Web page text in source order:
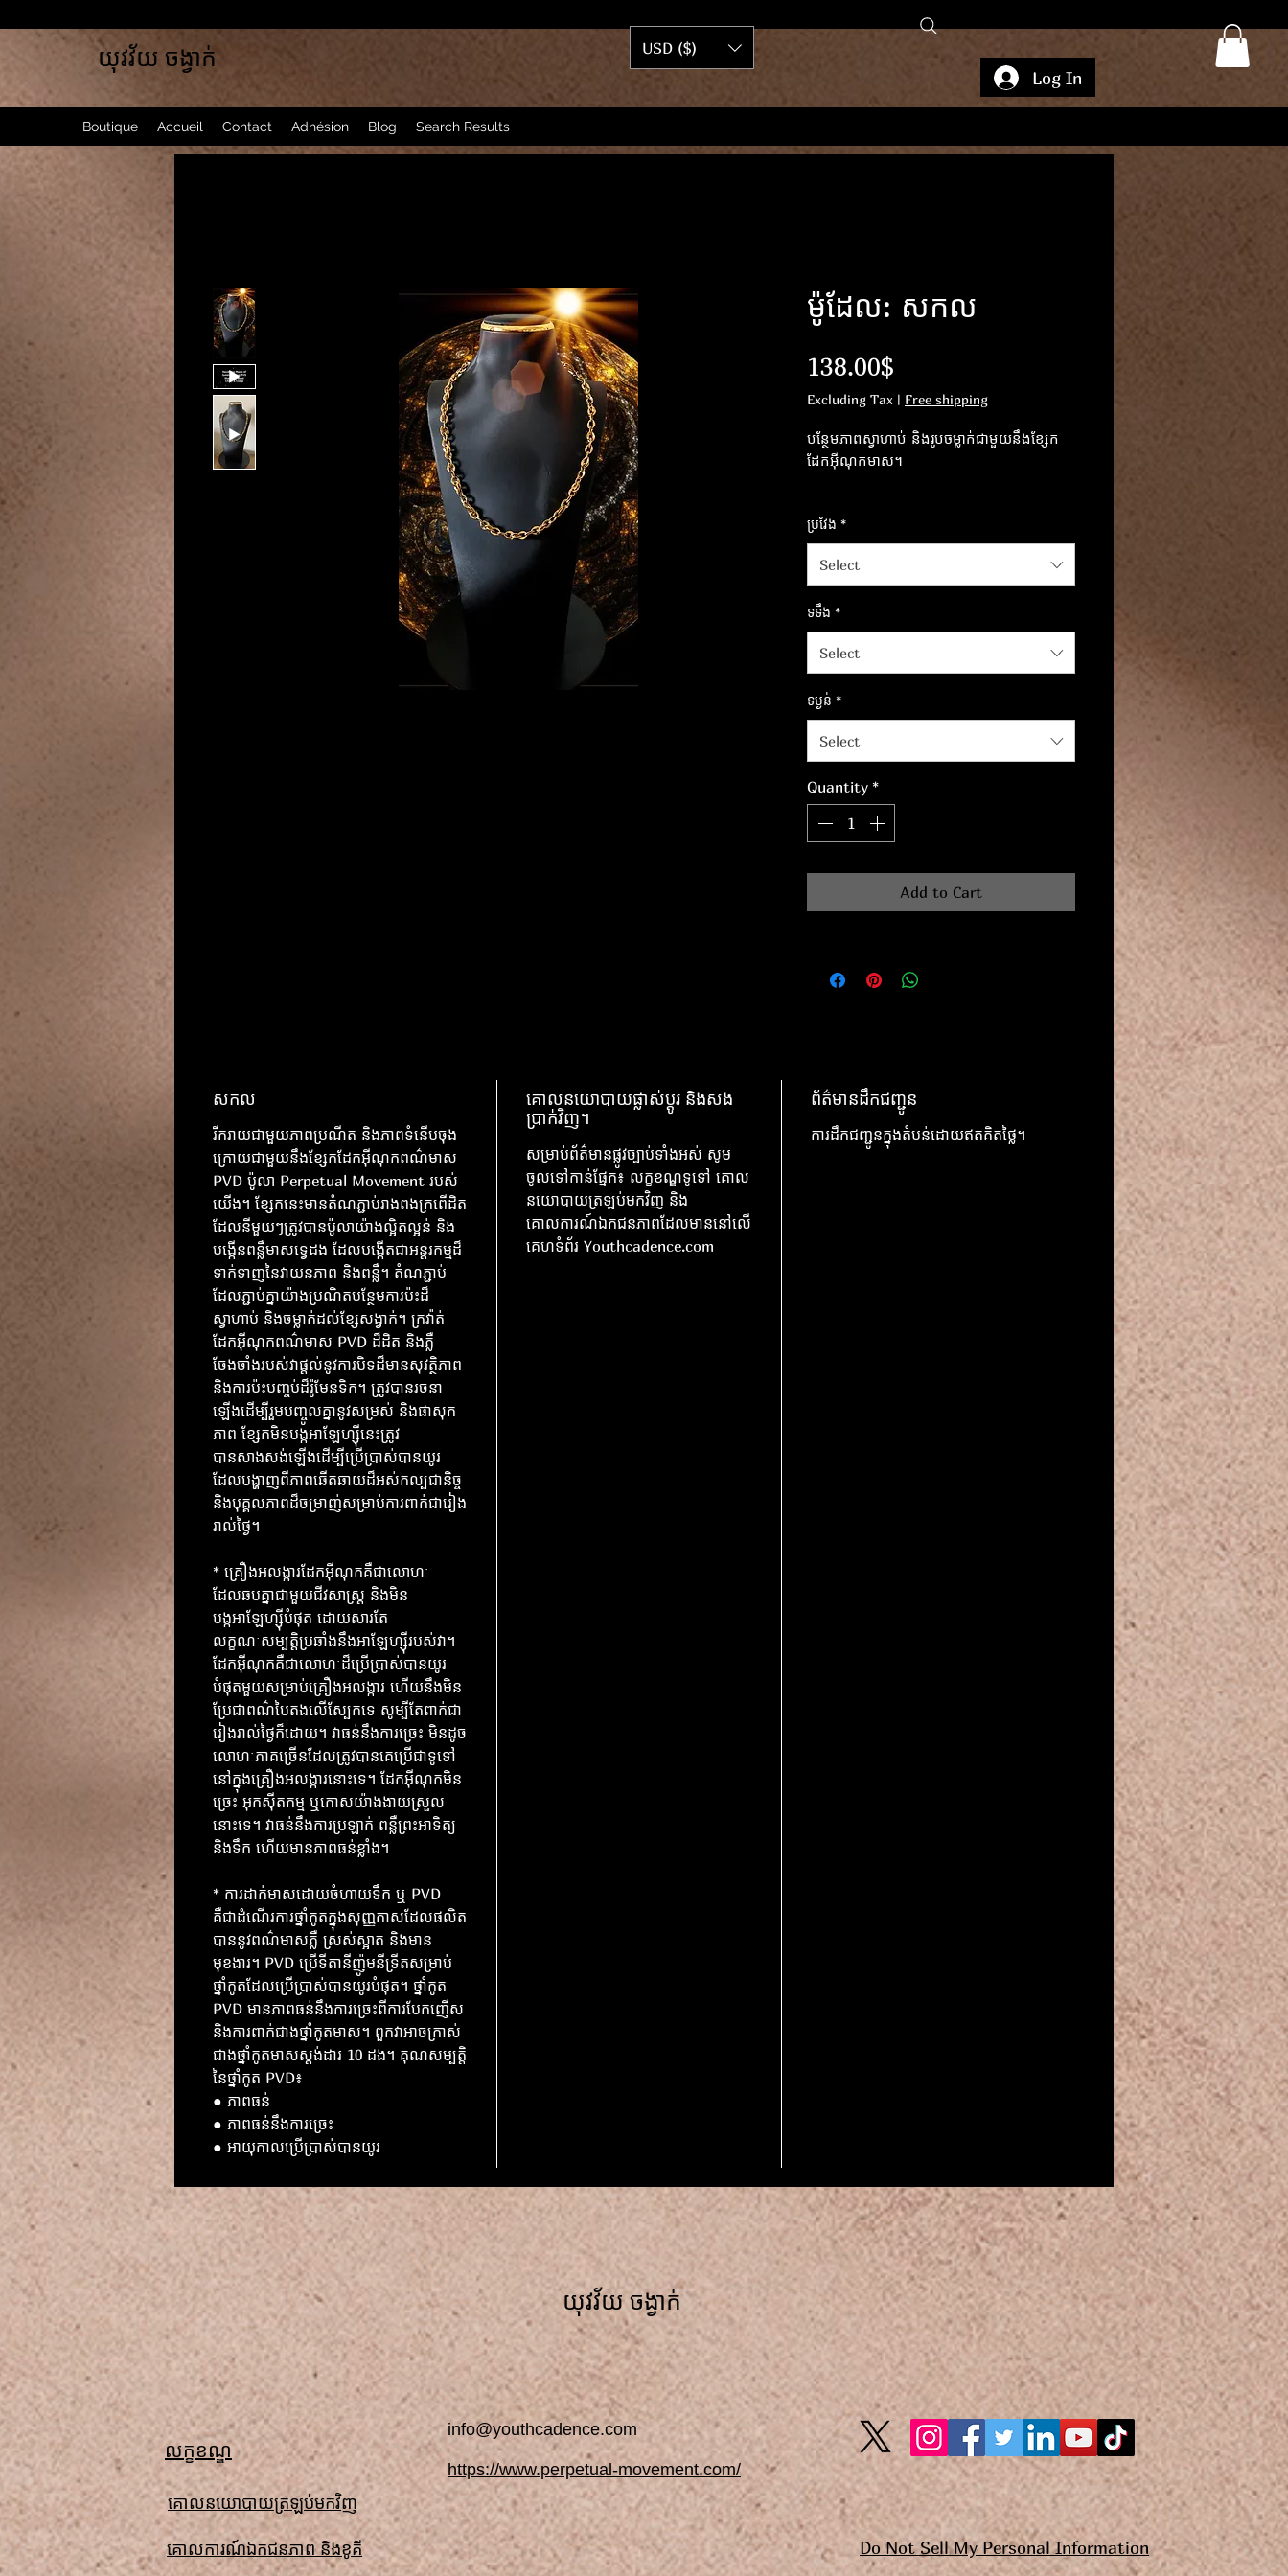
Log In
Boutique Accueil Contact Adhésion Blog Search Results
USD ($)
យុវវ័យ ចង្វាក់
ម៉ូដែល: សកល
138.00$
Excluding Tax | Free shipping
បន្ថែមភាពស្វាហាប់ និងរូបចម្លាក់ជាមួយនឹងខ្សែក
ដែកអ៊ីណុកមាស។
មិនចេះចប់ ដល់ជីវិតប្រចាំថ្ងៃរបស់អ្នក។
ប្រវែង *
Select
ទទឹង *
Select
ទម្ងន់ *
Select
Quantity *
Add to Cart
សកល
រីករាយជាមួយភាពប្រណីត និងភាពទំនើបចុង
ក្រោយជាមួយនឹងខ្សែកដែកអ៊ីណុកពណ៌មាស
PVD ប៉ូលា Perpetual Movement របស់
យើង។ ខ្សែកនេះមានតំណភ្ជាប់រាងពងក្រពើដិត
ដែលនីមួយៗត្រូវបានប៉ូលាយ៉ាងល្អិតល្អន់ និង
បង្កើនពន្លឺមាសទ្វេដង ដែលបង្កើតជាអន្តរកម្មដ៏
ទាក់ទាញនៃវាយនភាព និងពន្លឺ។ តំណភ្ជាប់
ដែលភ្ជាប់គ្នាយ៉ាងប្រណិតបន្ថែមការប៉ះដ៏
ស្វាហាប់ និងចម្លាក់ដល់ខ្សែសង្វាក់។ ក្រវ៉ាត់
ដែកអ៊ីណុកពណ៌មាស PVD ដ៏ដិត និងភ្លឺ
ចែងចាំងរបស់វាផ្តល់នូវការបិទដ៏មានសុវត្ថិភាព
និងការប៉ះបញ្ចប់ដ៏រ៉ូមែនទិក។ ត្រូវបានរចនា
ឡើងដើម្បីរួមបញ្ចូលគ្នានូវសម្រស់ និងផាសុក
ភាព ខ្សែកមិនបង្កអាឡែហ្ស៊ីនេះត្រូវ
បានសាងសង់ឡើងដើម្បីប្រើប្រាស់បានយូរ
ដែលបង្ហាញពីភាពឆើតឆាយដ៏អស់កល្បជានិច្ច
និងបុគ្គលភាពដ៏ចម្រាញ់សម្រាប់ការពាក់ជារៀង
រាល់ថ្ងៃ។
* គ្រឿងអលង្ការដែកអ៊ីណុកគឺជាលោហៈ
ដែលឆបគ្នាជាមួយជីវសាស្រ្ត និងមិន
បង្កអាឡែហ្ស៊ីបំផុត ដោយសារតែ
លក្ខណៈសម្បត្តិប្រឆាំងនឹងអាឡែហ្ស៊ីរបស់វា។
ដែកអ៊ីណុកគឺជាលោហៈដ៏ប្រើប្រាស់បានយូរ
បំផុតមួយសម្រាប់គ្រឿងអលង្ការ ហើយនឹងមិន
ប្រែជាពណ៌បៃតងលើស្បែកទេ សូម្បីតែពាក់ជា
រៀងរាល់ថ្ងៃក៏ដោយ។ វាធន់នឹងការច្រេះ មិនដូច
លោហៈភាគច្រើនដែលត្រូវបានគេប្រើជាទូទៅ
នៅក្នុងគ្រឿងអលង្ការនោះទេ។ ដែកអ៊ីណុកមិន
ច្រេះ អុកស៊ីតកម្ម ឬកោសយ៉ាងងាយស្រួល
នោះទេ។ វាធន់នឹងការប្រឡាក់ ពន្លឺព្រះអាទិត្យ
និងទឹក ហើយមានភាពធន់ខ្លាំង។
* ការដាក់មាសដោយចំហាយទឹក ឬ PVD
គឺជាដំណើរការថ្នាំកូតក្នុងសុញ្ញកាសដែលផលិត
បាននូវពណ៌មាសភ្លឺ ស្រស់ស្អាត និងមាន
មុខងារ។ PVD ប្រើទីតានីញ៉ូមនីទ្រីតសម្រាប់
ថ្នាំកូតដែលប្រើប្រាស់បានយូរបំផុត។ ថ្នាំកូត
PVD មានភាពធន់នឹងការច្រេះពីការបែកញើស
និងការពាក់ជាងថ្នាំកូតមាស។ ពួកវាអាចក្រាស់
ជាងថ្នាំកូតមាសស្តង់ដារ 10 ដង។ គុណសម្បត្តិ
នៃថ្នាំកូត PVD៖
● ភាពធន់
● ភាពធន់នឹងការច្រេះ
● អាយុកាលប្រើប្រាស់បានយូរ
គោលនយោបាយផ្លាស់ប្តូរ និងសង
ប្រាក់វិញ។
សម្រាប់ព័ត៌មានផ្លូវច្បាប់ទាំងអស់ សូម
ចូលទៅកាន់ផ្នែក៖ លក្ខខណ្ឌទូទៅ គោល
នយោបាយត្រឡប់មកវិញ និង
គោលការណ៍ឯកជនភាពដែលមាននៅលើ
គេហទំព័រ Youthcadence.com
ព័ត៌មានដឹកជញ្ជូន
ការដឹកជញ្ជូនក្នុងតំបន់ដោយឥតគិតថ្លៃ។
យុវវ័យ ចង្វាក់
លក្ខខណ្ឌ
គោលនយោបាយត្រឡប់មកវិញ
គោលការណ៍ឯកជនភាព និងខូគី
info@youthcadence.com
https://www.perpetual-movement.com/
Do Not Sell My Personal Information